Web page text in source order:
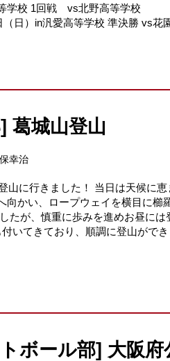
等学校 1回戦 vs北野高等学
日（日）in汎愛高等学校 準決
葛城山登山
幸治
山に行きました！ 当日は天候に恵
向かい、ロープウェイを横目に櫛
たが、慎重に歩みを進めお昼に
いてきており、順調に登山がで
ボール部] 大阪府